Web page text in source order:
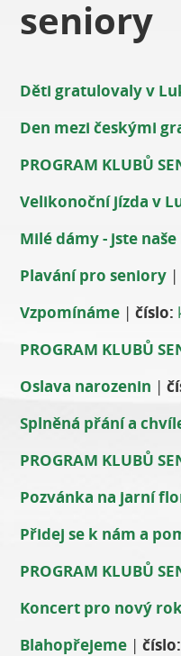
seniory
Děti gratulovaly v
Den mezi českými
PROGRAM KLUBŮ
Velikonoční jízda v
Milé dámy - jste
Plavání pro seniory
Vzpomínáme |číslo:
PROGRAM KLUBŮ
Oslava narozenin |
Splněná přání a
PROGRAM KLUBŮ
Pozvánka na jarní
PROGRAM KLUBŮ
Koncert pro nový rok
Blahopřejeme |číslo: